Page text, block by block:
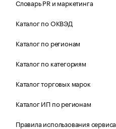
Словарь PR и маркетинга
Каталог по ОКВЭД
Каталог по регионам
Каталог по категориям
Каталог торговых марок
Каталог ИП по регионам
Правила использования сервиса